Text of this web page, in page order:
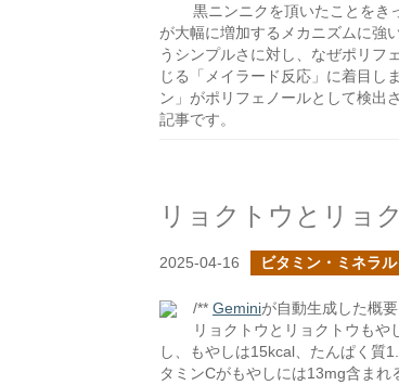
黒ニンニクを頂いたことをき
が大幅に増加するメカニズムに強
うシンプルさに対し、なぜポリフ
じる「メイラード反応」に着目し
ン」がポリフェノールとして検出
記事です。
リョクトウとリョ
2025-04-16 ビタミン・ミネラ
/** Geminiが自動生成した概
リョクトウとリョクトウも
し、もやしは15kcal、たんぱく質
タミンCがもやしには13mg含ま